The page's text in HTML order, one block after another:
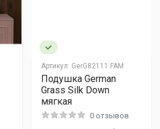
Артикул: GerG82111 FAM
Подушка German
Grass Silk Down
мягкая
0 отзывов